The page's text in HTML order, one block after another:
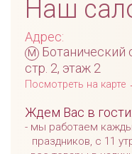
Наш
Адрес:
м Ботанический
стр. 2, этаж 2
Посмотреть на карте
Ждем Вас в гости:
мы работаем
праздников, с 11